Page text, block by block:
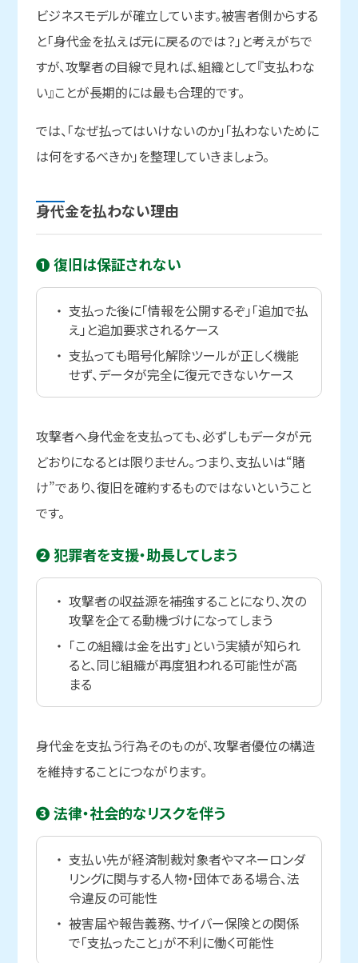
ビジネスモデルが確立しています。被害者側からする
と「身代金を払えば元に戻るのでは？」と考えがちで
すが、攻撃者の目線で見れば、組織として『支払わな
い』ことが長期的には最も合理的です。
では、「なぜ払ってはいけないのか」「払わないために
は何をするべきか」を整理していきましょう。
身代金を払わない理由
➊ 復旧は保証されない
支払った後に「情報を公開するぞ」「追加で払
え」と追加要求されるケース
支払っても暗号化解除ツールが正しく機能
せず、データが完全に復元できないケース
攻撃者へ身代金を支払っても、必ずしもデータが元
どおりになるとは限りません。つまり、支払いは“賭
け”であり、復旧を確約するものではないということ
です。
❷ 犯罪者を支援・助長してしまう
攻撃者の収益源を補強することになり、次の
攻撃を企てる動機づけになってしまう
「この組織は金を出す」という実績が知られ
ると、同じ組織が再度狙われる可能性が高
まる
身代金を支払う行為そのものが、攻撃者優位の構造
を維持することにつながります。
❸ 法律・社会的なリスクを伴う
支払い先が経済制裁対象者やマネーロンダ
リングに関与する人物・団体である場合、法
令違反の可能性
被害届や報告義務、サイバー保険との関係
で「支払ったこと」が不利に働く可能性